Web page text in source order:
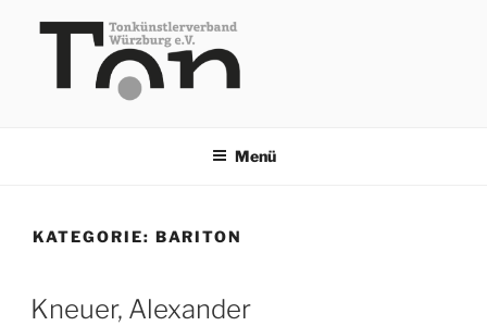
Inhalt
Menü
KATEGORIE: BARITON
Kneuer, Alexander